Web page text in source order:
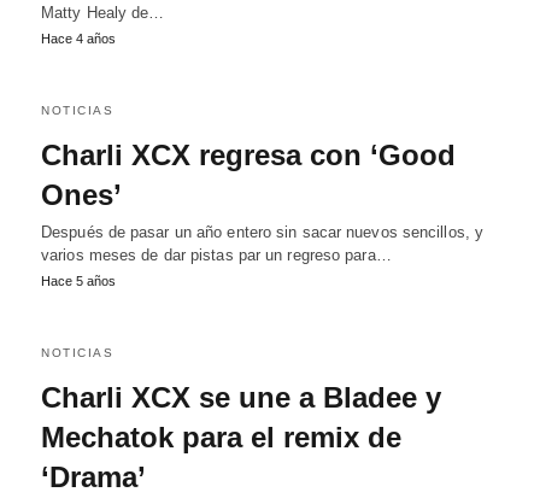
Matty Healy de…
Hace 4 años
NOTICIAS
Charli XCX regresa con ‘Good
Ones’
Después de pasar un año entero sin sacar nuevos sencillos, y
varios meses de dar pistas par un regreso para…
Hace 5 años
NOTICIAS
Charli XCX se une a Bladee y
Mechatok para el remix de
‘Drama’